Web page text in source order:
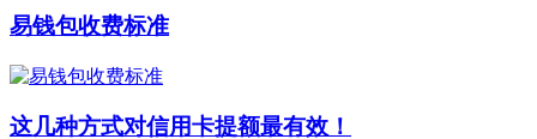
易钱包收费标准
这几种方式对信用卡提额最有效！